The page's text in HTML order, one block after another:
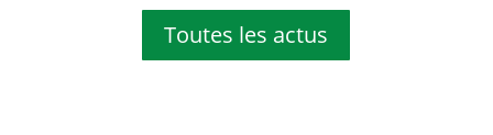
Toutes les actus